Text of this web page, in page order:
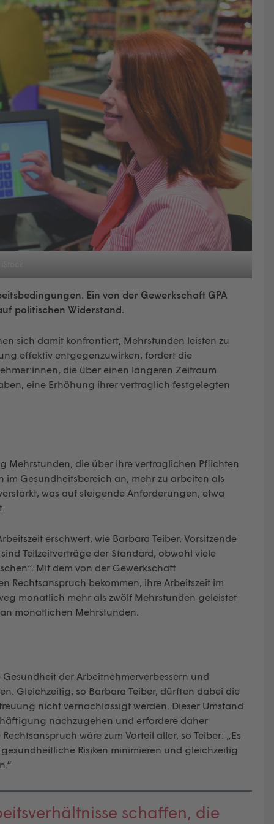
Ein von der Gewerkschaft GPA
politischen Widerstand.
sich damit konfrontiert, Mehrstunden leisten zu
effektiv entgegenzuwirken, fordert die
die über einen längeren Zeitraum
eine Erhöhung ihrer vertraglich festgelegten
Mehrstunden, die über ihre vertraglichen Pflichten
Gesundheitsbereich an, mehr zu arbeiten als
was auf steigende Anforderungen, etwa
erschwert, wie Barbara Teiber, Vorsitzende
Teilzeitverträge der Standard, obwohl viele
Mit dem von der Gewerkschaft
Rechtsanspruch bekommen, ihre Arbeitszeit im
monatlich mehr als zwölf Mehrstunden geleistet
monatlichen Mehrstunden.
der Arbeitnehmerverbessern und
Gleichzeitig, so Barbara Teiber, dürften dabei die
nicht vernachlässigt werden. Dieser Umstand
nachzugehen und erfordere daher
wäre zum Vorteil aller, so Teiber: „Es
Risiken minimieren und gleichzeitig
schaffen, die